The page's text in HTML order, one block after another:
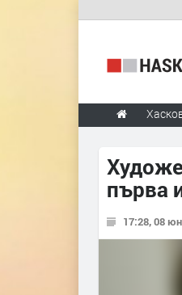
първа
17:28, 08